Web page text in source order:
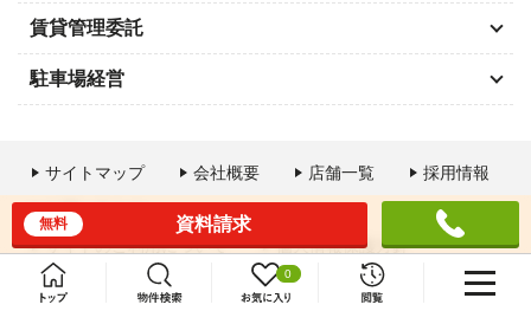
0
賃貸管理委託
駐車場経営
サイトマップ 会社概要 店舗一覧
採用情報
お問い合わせ
サイトのご利用について
個人情報保護方針
お客様情報の利用目的と共同利用に関するご案内
資料請求
無料